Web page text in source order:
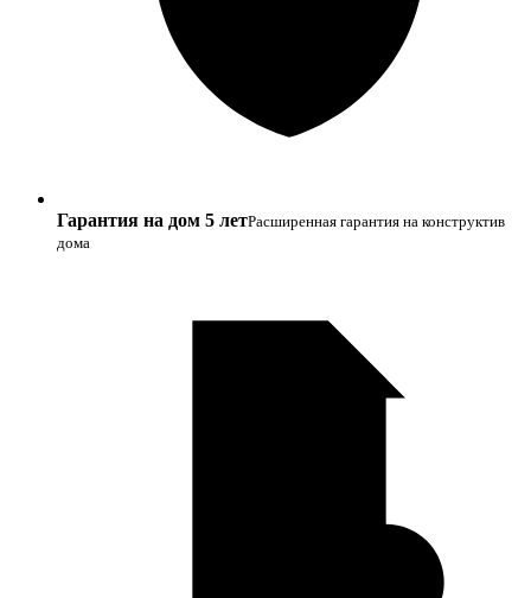
Гарантия на дом 5 летРасширенная гарантия на конструктив
дома